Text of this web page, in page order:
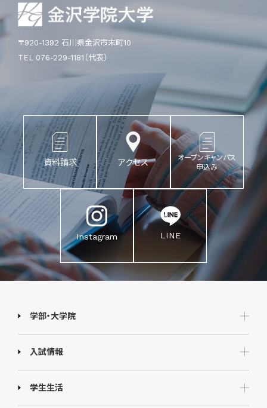
〒920-1392 石川県金沢市末町10
TEL 076-229-1181（代表）
資料請求 アクセス
オープンキャンパス
申込み
Instagram LINE
学部・大学院
入試情報
学生生活